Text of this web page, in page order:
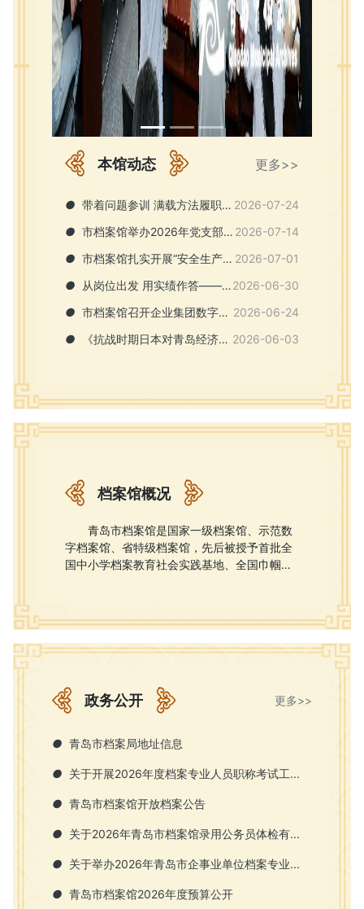
更多>>
本馆动态
● 带着问题参训 满载方法履职 ——青岛市档案馆系统培训班成功举办
2026-07-24
● 市档案馆举办2026年党支部书记暨党务干部培训班
2026-07-14
● 市档案馆扎实开展“安全生产月”活动筑牢档案安全屏障
2026-07-01
●
从岗位出发 用实绩作答——市档案馆“兰台青苗”研习社举办青年干部分享会
2026-06-30
● 市档案馆召开企业集团数字档案室建设培训会
2026-06-24
●
《抗战时期日本对青岛经济调查档案汇编》 出版发行 2026-06-03
档案馆概况
青岛市档案馆是国家一级档案馆、示范数
字档案馆、省特级档案馆，先后被授予首批全
国中小学档案教育社会实践基地、全国巾帼文
湖南路39号迁入现址延吉路148号。青岛市档
案馆工商馆位于西海岸新区长白山路，2020年
青岛市档案馆馆藏总量逾182万卷（件、
册），其中档案逾172万卷、件,图书、期刊、
报纸、地图等各类资料逾10万册，照片档案逾
113万张，音像档案容量903GB。馆藏纸质档
案数字化率逾50%。馆藏最早的档案是1671
年...详情
更多>>
政务公开
● 青岛市档案局地址信息
● 关于开展2026年度档案专业人员职称考试工...
● 青岛市档案馆开放档案公告
● 关于2026年青岛市档案馆录用公务员体检有...
● 关于举办2026年青岛市企事业单位档案专业...
● 青岛市档案馆2026年度预算公开